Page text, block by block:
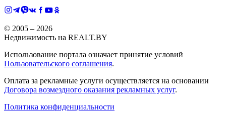
© 2005 – 2026
Недвижимость на REALT.BY
Использование портала означает принятие условий
Пользовательского соглашения.
Оплата за рекламные услуги осуществляется на основании
Договора возмездного оказания рекламных услуг.
Политика конфиденциальности